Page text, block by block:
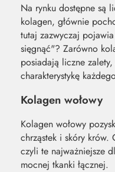
Na rynku dostępne są
kolagen, głównie
tutaj zazwyczaj
sięgnąć"? Zarówno
posiadają liczne
charakterystykę
Kolagen wołowy
Kolagen wołowy
chrząstek i skóry
czyli te najważniejsze
mocnej tkanki łącznej.